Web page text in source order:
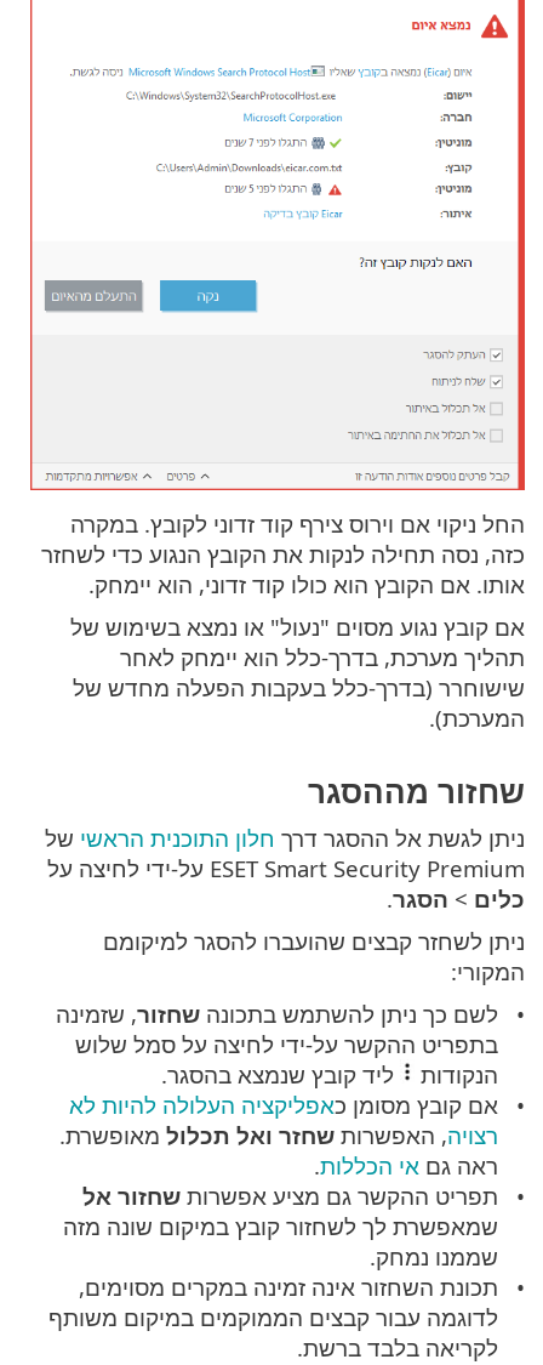
החל ניקוי אם וירוס צירף קוד זדוני לקובץ. במקרה
כזה, נסה תחילה לנקות את הקובץ הנגוע כדי לשחזר
אותו. אם הקובץ הוא כולו קוד זדוני, הוא יימחק.
אם קובץ נגוע מסוים "נעול" או נמצא בשימוש של
תהליך מערכת, בדרך-כלל הוא יימחק לאחר
שישוחרר (בדרך-כלל בעקבות הפעלה מחדש של
המערכת).
שחזור מההסגר
ניתן לגשת אל ההסגר דרך חלון התוכנית הראשי של
ESET Smart Security Premium על-ידי לחיצה על
כלים > הסגר.
ניתן לשחזר קבצים שהועברו להסגר למיקומם
המקורי:
לשם כך ניתן להשתמש בתכונהשחזור, שזמינה
בתפריט ההקשר על-ידי לחיצה על סמל שלוש
הנקודות
ליד קובץ שנמצא בהסגר.
אם קובץ מסומן כאפליקציה העלולה להיות לא
רצויה, האפשרותשחזר ואל תכלול מאופשרת.
ראה גםאי הכללות.
תפריט ההקשר גם מציע אפשרותשחזור אל
שמאפשרת לך לשחזור קובץ במיקום שונה מזה
שממנו נמחק.
תכונת השחזור אינה זמינה במקרים מסוימים,
לדוגמה עבור קבצים הממוקמים במיקום משותף
לקריאה בלבד ברשת.